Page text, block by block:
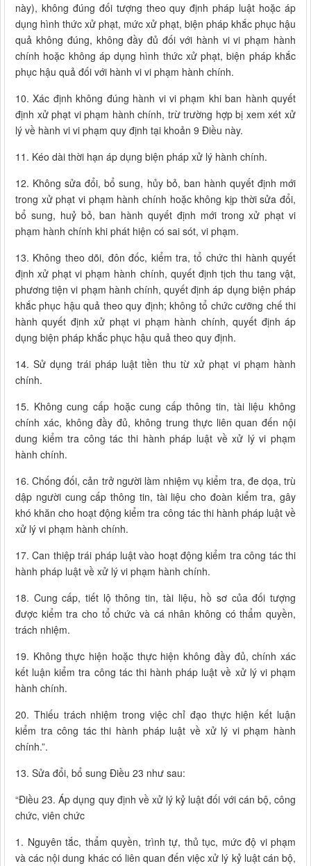
này), không đúng đối tượng theo quy định pháp luật hoặc áp
dụng hình thức xử phạt, mức xử phạt, biện pháp khắc phục hậu
quả không đúng, không đầy đủ đối với hành vi vi phạm hành
chính hoặc không áp dụng hình thức xử phạt, biện pháp khắc
phục hậu quả đối với hành vi vi phạm hành chính.
10. Xác định không đúng hành vi vi phạm khi ban hành quyết
định xử phạt vi phạm hành chính, trừ trường hợp bị xem xét xử
lý về hành vi vi phạm quy định tại khoản 9 Điều này.
11. Kéo dài thời hạn áp dụng biện pháp xử lý hành chính.
12. Không sửa đổi, bổ sung, hủy bỏ, ban hành quyết định mới
trong xử phạt vi phạm hành chính hoặc không kịp thời sửa đổi,
bổ sung, huỷ bỏ, ban hành quyết định mới trong xử phạt vi
phạm hành chính khi phát hiện có sai sót, vi phạm.
13. Không theo dõi, đôn đốc, kiểm tra, tổ chức thi hành quyết
định xử phạt vi phạm hành chính, quyết định tịch thu tang vật,
phương tiện vi phạm hành chính, quyết định áp dụng biện pháp
khắc phục hậu quả theo quy định; không tổ chức cưỡng chế thi
hành quyết định xử phạt vi phạm hành chính, quyết định áp
dụng biện pháp khắc phục hậu quả theo quy định.
14. Sử dụng trái pháp luật tiền thu từ xử phạt vi phạm hành
chính.
15. Không cung cấp hoặc cung cấp thông tin, tài liệu không
chính xác, không đầy đủ, không trung thực liên quan đến nội
dung kiểm tra công tác thi hành pháp luật về xử lý vi phạm
hành chính.
16. Chống đối, cản trở người làm nhiệm vụ kiểm tra, đe dọa, trù
dập người cung cấp thông tin, tài liệu cho đoàn kiểm tra, gây
khó khăn cho hoạt động kiểm tra công tác thi hành pháp luật về
xử lý vi phạm hành chính.
17. Can thiệp trái pháp luật vào hoạt động kiểm tra công tác thi
hành pháp luật về xử lý vi phạm hành chính.
18. Cung cấp, tiết lộ thông tin, tài liệu, hồ sơ của đối tượng
được kiểm tra cho tổ chức và cá nhân không có thẩm quyền,
trách nhiệm.
19. Không thực hiện hoặc thực hiện không đầy đủ, chính xác
kết luận kiểm tra công tác thi hành pháp luật về xử lý vi phạm
hành chính.
20. Thiếu trách nhiệm trong việc chỉ đạo thực hiện kết luận
kiểm tra công tác thi hành pháp luật về xử lý vi phạm hành
chính.”.
13. Sửa đổi, bổ sung Điều 23 như sau:
“Điều 23. Áp dụng quy định về xử lý kỷ luật đối với cán bộ, công
chức, viên chức
1. Nguyên tắc, thẩm quyền, trình tự, thủ tục, mức độ vi phạm
và các nội dung khác có liên quan đến việc xử lý kỷ luật cán bộ,